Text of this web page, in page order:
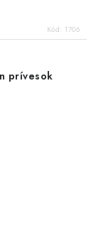
Kód: 1706
prívesok